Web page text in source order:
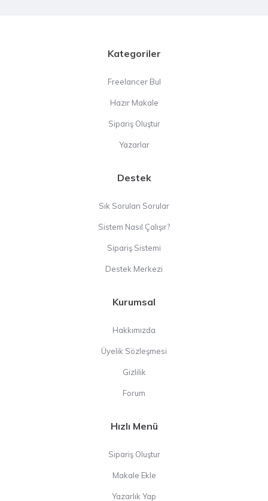
Kategoriler
Freelancer Bul
Hazır Makale
Sipariş Oluştur
Yazarlar
Destek
Sık Sorulan Sorular
Sistem Nasıl Çalışır?
Sipariş Sistemi
Destek Merkezi
Kurumsal
Hakkımızda
Üyelik Sözleşmesi
Gizlilik
Forum
Hızlı Menü
Sipariş Oluştur
Makale Ekle
Yazarlık Yap